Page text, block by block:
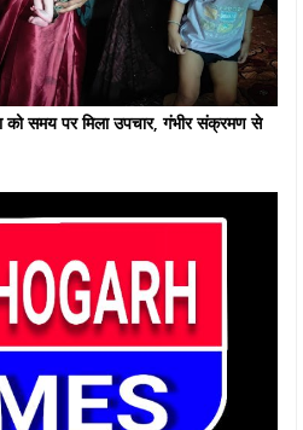
को समय पर मिला उपचार, गंभीर संक्रमण से